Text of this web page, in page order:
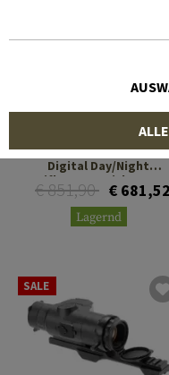
Wraith 4K MINI 2-16x32
Digital Day/Night
Riflescope with Long
Mount
€ 851,90 € 681,52
Lagernd
SALE